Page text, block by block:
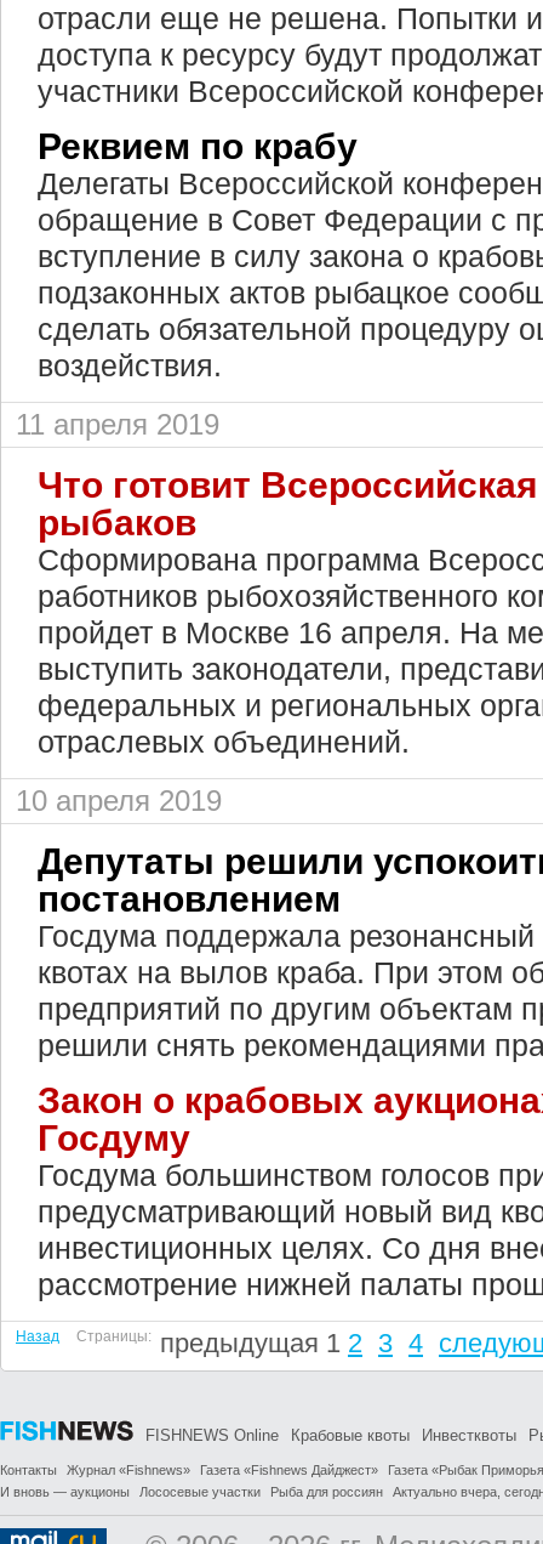
отрасли еще не решена. Попытки
доступа к ресурсу будут
участники Всероссийской
Реквием по крабу
Делегаты Всероссийской
обращение в Совет Федерации с
вступление в силу закона о
подзаконных актов рыбацкое
сделать обязательной процедуру
воздействия.
11 апреля 2019
Что готовит
рыбаков
Сформирована программа
работников рыбохозяйственного
пройдет в Москве 16 апреля. На
выступить законодатели,
федеральных и региональных
отраслевых объединений.
10 апреля 2019
Депутаты решили
постановлением
Госдума поддержала резонансный
квотах на вылов краба. При этом
предприятий по другим объектам
решили снять рекомендациями
Закон о крабовых
Госдуму
Госдума большинством голосов
предусматривающий новый вид
инвестиционных целях. Со дня
рассмотрение нижней палаты
Назад Страницы: предыдущая 1 2 3 4
FISHNEWS Online Крабовые квоты Инвестквоты
Контакты Журнал «Fishnews» Газета «Fishnews Дайджест»
Газета «Рыбак
И вновь — аукционы
Лососевые участки Рыба для россиян Актуально вчера,